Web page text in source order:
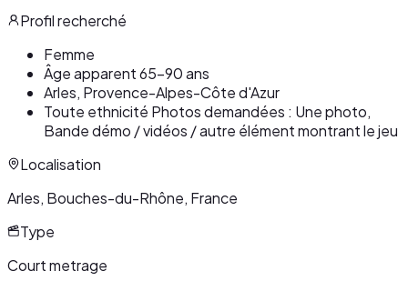
Profil recherché
Femme
Âge apparent 65-90 ans
Arles, Provence-Alpes-Côte d'Azur
Toute ethnicité Photos demandées : Une photo,
Bande démo / vidéos / autre élément montrant le jeu
Localisation
Arles, Bouches-du-Rhône, France
Type
Court metrage